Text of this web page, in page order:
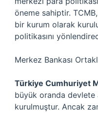
öneme sahiptir.
bir kurum olarak
politikasını
Merkez Bankası
Türkiye Cumhuriyet
büyük oranda
kurulmuştur. Ancak